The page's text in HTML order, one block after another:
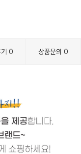
기0 상품문의0